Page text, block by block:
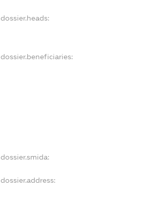
dossier.heads:
dossier.beneficiaries:
dossier.smida:
dossier.address: